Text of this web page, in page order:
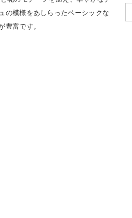
の模様をあしらったベーシックな
豊富です。